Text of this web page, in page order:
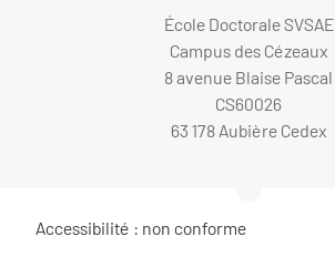
École Doctorale SVSAE
Campus des Cézeaux
8 avenue Blaise Pascal
CS60026
63 178 Aubière Cedex
Accessibilité : non conforme